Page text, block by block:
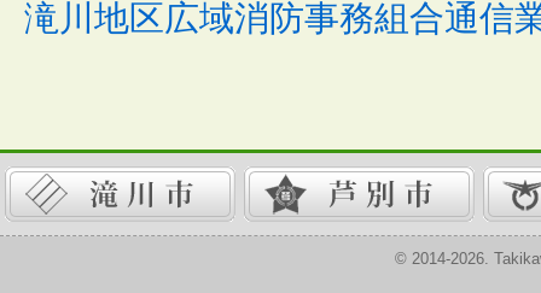
滝川地区広域消防事務組合通信
© 2014-2026.